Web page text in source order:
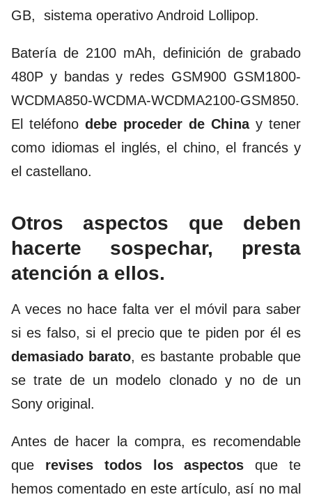
GB,
sistema operativo Android Lollipop.
Batería de 2100 mAh, definición de grabado
480P y bandas y redes GSM900 GSM1800-
WCDMA850-WCDMA-WCDMA2100-GSM850.
El teléfono debe proceder de Chinay tener
como idiomas el inglés, el chino, el francés y
el castellano.
Otros aspectos que deben
hacerte sospechar, presta
atención a ellos.
A veces no hace falta ver el móvil para saber
si es falso, si el precio que te piden por él es
demasiado barato, es bastante probable que
se trate de un modelo clonado y no de un
Sony original.
Antes de hacer la compra, es recomendable
que revises todos los aspectos que te
hemos comentado en este artículo, así no mal